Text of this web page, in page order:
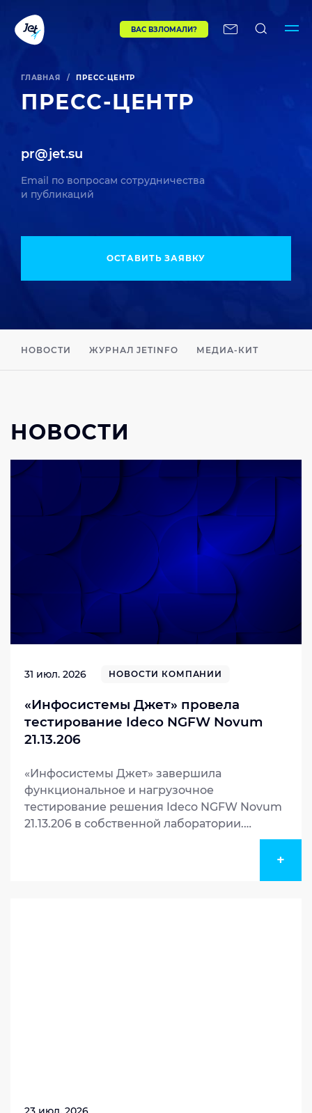
ВАС ВЗЛОМАЛИ?
ГЛАВНАЯ / ПРЕСС-ЦЕНТР
ПРЕСС-ЦЕНТР
pr@jet.su
Email по вопросам сотрудничества
и публикаций
ОСТАВИТЬ ЗАЯВКУ
НОВОСТИ ЖУРНАЛ JETINFO МЕДИА-КИТ
НОВОСТИ
31 июл. 2026 НОВОСТИ КОМПАНИИ
«Инфосистемы Джет» провела
тестирование Ideco NGFW Novum
21.13.206
«Инфосистемы Джет» завершила
функциональное и нагрузочное
тестирование решения Ideco NGFW Novum
21.13.206 в собственной лаборатории.
Решение продемонстрировало пропускную
+